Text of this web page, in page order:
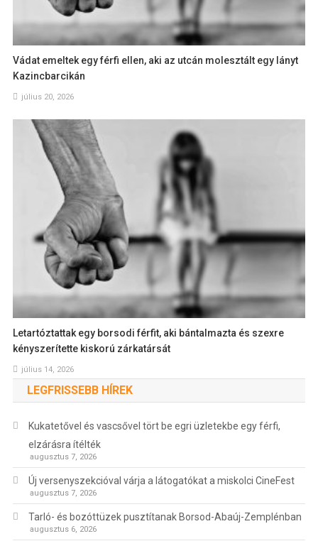
Vádat emeltek egy férfi ellen, aki az utcán molesztált egy lányt
Kazincbarcikán
július 20, 2026
Letartóztattak egy borsodi férfit, aki bántalmazta és szexre
kényszerítette kiskorú zárkatársát
július 14, 2026
LEGFRISSEBB HÍREK
Kukatetővel és vascsővel tört be egri üzletekbe egy férfi,
elzárásra ítélték
augusztus 7, 2026
Új versenyszekcióval várja a látogatókat a miskolci CineFest
augusztus 7, 2026
Tarló- és bozóttüzek pusztítanak Borsod-Abaúj-Zemplénban
augusztus 6, 2026